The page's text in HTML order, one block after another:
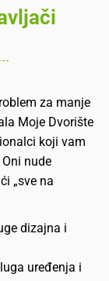
za manje
Moje Dvorište
koji vam
nude
„sve na
dizajna i
uređenja i